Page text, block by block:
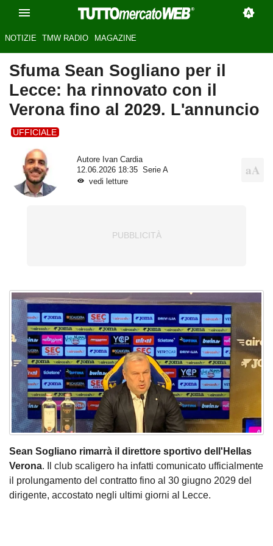
NOTIZIE TMW RADIO MAGAZINE
Sfuma Sean Sogliano per il
Lecce: ha rinnovato con il
Verona fino al 2029. L'annuncio
UFFICIALE
Autore Ivan Cardia
12.06.2026 18:35
Serie A
vedi letture
Sean Sogliano rimarrà il direttore sportivo dell'Hellas
Verona. Il club scaligero ha infatti comunicato ufficialmente
il prolungamento del contratto fino al 30 giugno 2029 del
dirigente, accostato negli ultimi giorni al Lecce.